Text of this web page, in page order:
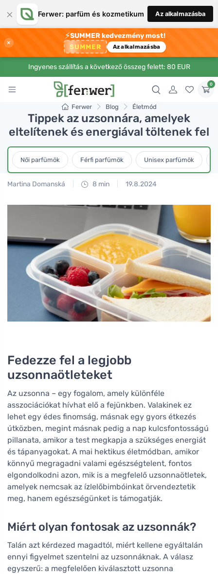
× Ferwer: parfüm és kozmetikum Az alkalmazásba
×
⚡SUMMER kedvezmény most!
SUMMER Az alkalmazásba
Ingyenes szállítás a következő összeg felett: 80 EUR
0
Ferwer Blog Életmód
Tippek az uzsonnára, amelyek
eltelítenek és energiával töltenek fel
Női parfümök Férfi parfümök Unisex parfümök
Martina Domanská 8 min 19.8.2024
Fedezze fel a legjobb
uzsonnaötleteket
Az uzsonna – egy fogalom, amely különféle
asszociációkat hívhat elő a fejünkben. Valakinek ez
lehet egy édes finomság, másnak egy gyors étkezés
útközben, megint másnak pedig a nap kulcsfontosságú
pillanata, amikor a test megkapja a szükséges energiát
és tápanyagokat. A mai hektikus életmódban, amikor
könnyű megragadni valami egészségtelent, fontos
elgondolkodni azon, mik is a megfelelő uzsonnaötletek,
amelyek nemcsak az ízlelőbimbóinkat örvendeztetik
meg, hanem egészségünket is támogatják.
Miért olyan fontosak az uzsonnák?
Talán azt kérdezed magadtól, miért kellene egyáltalán
ennyi figyelmet szentelni az uzsonnáknak. A válasz
egyszerű: a megfelelően kiválasztott uzsonna